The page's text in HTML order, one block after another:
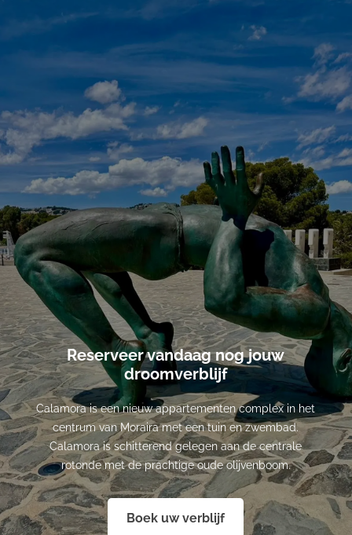
Reserveer vandaag nog jouw
droomverblijf
Calamora is een nieuw appartementen complex in het
centrum van Moraira met een tuin en zwembad.
Calamora is schitterend gelegen aan de centrale
rotonde met de prachtige oude olijvenboom.
Boek uw verblijf